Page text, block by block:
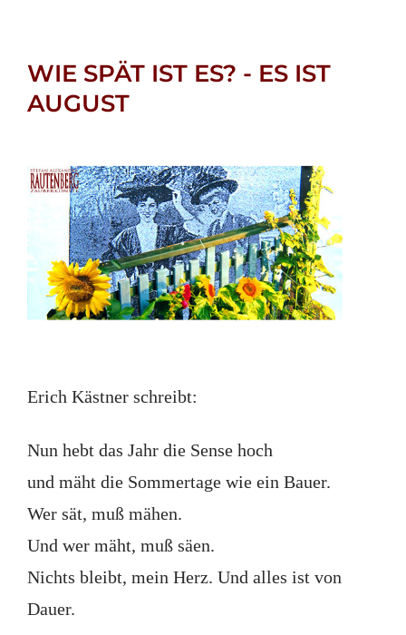
WIE SPÄT IST ES? - ES IST
AUGUST
Erich Kästner schreibt:
Nun hebt das Jahr die Sense hoch
und mäht die Sommertage wie ein Bauer.
Wer sät, muß mähen.
Und wer mäht, muß säen.
Nichts bleibt, mein Herz. Und alles ist von
Dauer.